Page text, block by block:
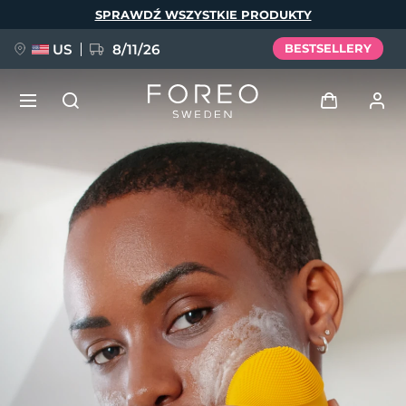
SPRAWDŹ WSZYSTKIE PRODUKTY
US 8/11/26 BESTSELLERY
Profil użytkownika
Moje urządzenia
Moje zamówienia
Moje adresy
Moje subskrypcje
NOWOŚĆ
FAQ™ Pure Beauty-Tech Elixir
BREAKING NEWS
issa™ Teeth Whitening Set
Język
English Deutsch
Español
Français
Italiano
Português
Svenska
Русский
Türkçe
简体中文 繁體中文